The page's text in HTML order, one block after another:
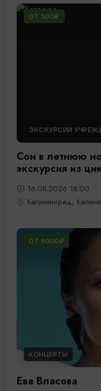
ОТ 500₽
ЭКСКУРСИИ
Сон в летнюю
экскурсия из
16.08.2026 18:00
Калининград,
ОТ 5000₽
КОНЦЕРТЫ
Ева Власова